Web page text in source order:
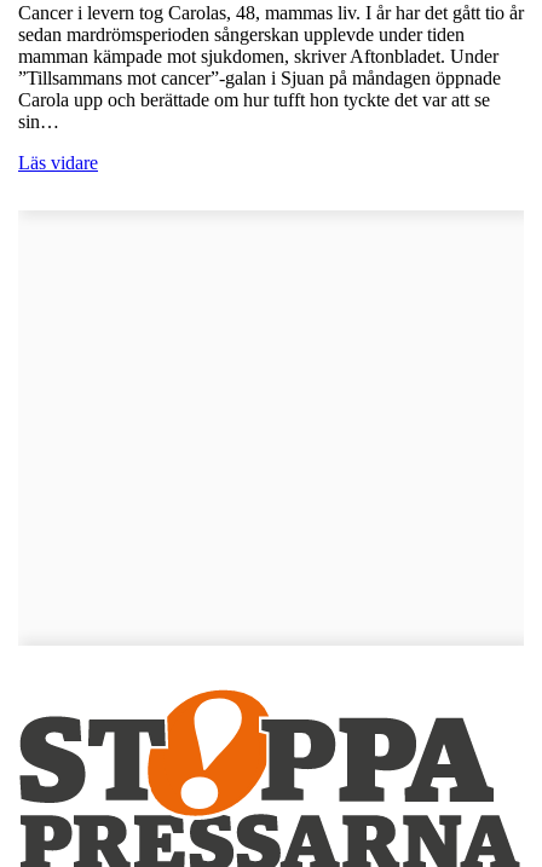
Cancer i levern tog Carolas, 48, mammas liv. I år har det gått tio år
sedan mardrömsperioden sångerskan upplevde under tiden
mamman kämpade mot sjukdomen, skriver Aftonbladet. Under
”Tillsammans mot cancer”-galan i Sjuan på måndagen öppnade
Carola upp och berättade om hur tufft hon tyckte det var att se
sin…
Läs vidare